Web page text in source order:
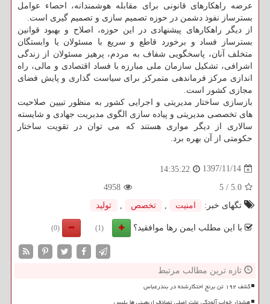
عرضه راهكارهای قانونی برای مقابله هوشمندانه، احصاء عوامل
بسترساز نفوذ دشمن در حوزه تصمیم سازی و تصمیم گیری است.
از دیگر راهكارهای پیشنهادی در این حوزه، اصلاح و بهبود قوانین
بسترساز فساد و برخورد قاطع و سریع با مسئولان یا وابستگان
متخلف آنان، پاسخگویی شفاف به مردم، پرهیز مسئولان از زندگی
اشرافی، تشكیل سازمان ملی مبارزه با فساد اقتصادی و مالی، راه
اندازی مركز فرماندهی متمركز برای سیاست­ گذاری و پایش فضای
مجازی كشور است.
بازسازی ساختار مدیریتی و اجرایی كشور به منظور تبیین صلاحیت
های تخصصی مدیریتی و پیاده سازی الگوی مدیریت جهادی و شایسته
سالاری از دیگر مواری هستند كه می توان در تقویت ساختار
حكومتی از آن بهره برد.
1397/11/14
14:35:22
5.0
/
5
4958
تگهای خبر:
امنیت , تخصص , تولید
با این مطلب ایمن رها موافقید؟ (1)
(0)
تازه ترین مطالب مرتبط
کشف ۱۹۲ تن برنج احتکارشده در بندرعباس